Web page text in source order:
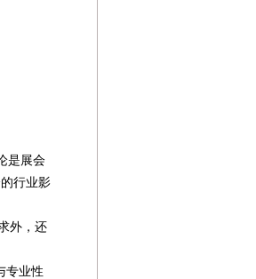
是展会
行业影
外，还
专业性